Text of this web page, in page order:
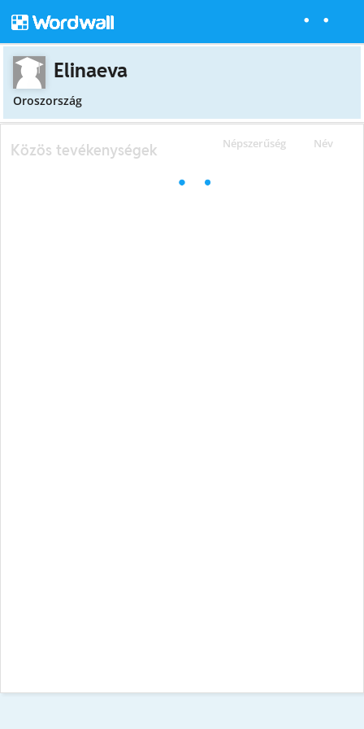
Elinaeva
Oroszország
Népszerűség Név
Közös tevékenységek